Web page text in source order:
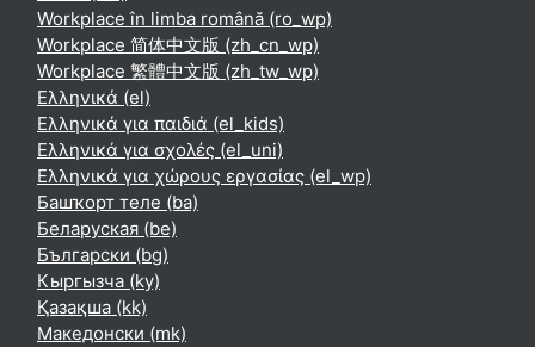
Workplace în limba română ‎(ro_wp)‎
Workplace 简体中文版 ‎(zh_cn_wp)‎
Workplace 繁體中文版 ‎(zh_tw_wp)‎
Ελληνικά ‎(el)‎
Ελληνικά για παιδιά ‎(el_kids)‎
Ελληνικά για σχολές ‎(el_uni)‎
Ελληνικά για χώρους εργασίας ‎(el_wp)‎
Башҡорт теле ‎(ba)‎
Беларуская ‎(be)‎
Български ‎(bg)‎
Кыргызча ‎(ky)‎
Қазақша ‎(kk)‎
Македонски ‎(mk)‎